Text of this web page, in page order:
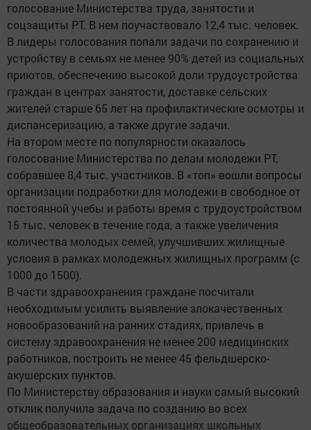
голосование Министерства труда, занятости и
соцзащиты РТ. В нем поучаствовало 12,4 тыс. человек.
В лидеры голосования попали задачи по сохранению и
устройству в семьях не менее 90% детей из социальных
приютов, обеспечению высокой доли трудоустройства
граждан в центрах занятости, доставке сельских
жителей старше 65 лет на профилактические осмотры и
диспансеризацию, а также другие задачи.
На втором месте по популярности оказалось
голосование Министерства по делам молодежи РТ,
собравшее 8,4 тыс. участников. В «топ» вошли вопросы
организации подработки для молодежи в свободное от
постоянной учебы и работы время с трудоустройством
15 тыс. человек в течение года, а также увеличения
количества молодых семей, улучшивших жилищные
условия в рамках молодежных жилищных программ (с
1000 до 1500).
В части здравоохранения граждане посчитали
необходимым усилить выявление злокачественных
новообразований на ранних стадиях, привлечь в
систему здравоохранения не менее 200 медицинских
работников, построить не менее 45 фельдшерско-
акушерских пунктов.
По Министерству образования и науки самый высокий
отклик получила задача по созданию во всех
общеобразовательных организациях школьных